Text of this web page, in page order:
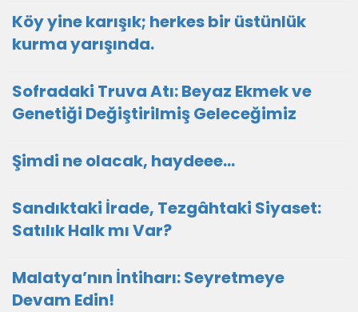
Köy yine karışık; herkes bir üstünlük
kurma yarışında.
Sofradaki Truva Atı: Beyaz Ekmek ve
Genetiği Değiştirilmiş Geleceğimiz
Şimdi ne olacak, haydeee…
Sandıktaki İrade, Tezgâhtaki Siyaset:
Satılık Halk mı Var?
Malatya’nın İntiharı: Seyretmeye
Devam Edin!